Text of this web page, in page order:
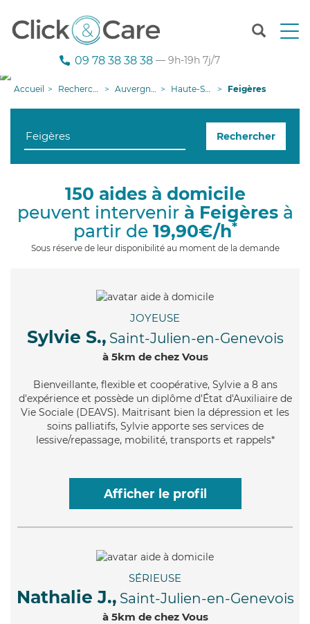
T
n
g
i
09 78 38 38 38 — 9h-19h 7j/7
Accueil Recherche aide à domicile Auvergne-Rhône-Alpes Haute-Savoie Feigères
Rechercher
150 aides à domicile
peuvent intervenir à Feigèresà
partir de 19,90€/h*
Sous réserve de leur disponibilité au moment de la demande
JOYEUSE
Sylvie S., Saint-Julien-en-Genevois
à 5km de chez Vous
Bienveillante, flexible et coopérative, Sylvie a 8 ans
d'expérience et possède un diplôme d'État d'Auxiliaire de
Vie Sociale (DEAVS). Maitrisant bien la dépression et les
soins palliatifs, Sylvie apporte ses services de
lessive/repassage, mobilité, transports et rappels*
Afficher le profil
SÉRIEUSE
Nathalie J., Saint-Julien-en-Genevois
à 5km de chez Vous